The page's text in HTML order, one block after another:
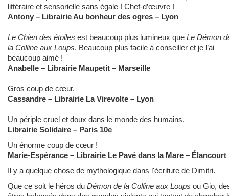
littéraire et sensorielle sans égale ! Chef-d’œuvre !
Antony – Librairie Au bonheur des ogres – Lyon
Le Chien des étoiles est beaucoup plus lumineux que Le Démon
la Colline aux Loups. Beaucoup plus facile à conseiller et je l’ai
beaucoup aimé !
Anabelle – Librairie Maupetit – Marseille
Gros coup de cœur.
Cassandre – Librairie La Virevolte – Lyon
Un périple cruel et doux dans le monde des humains.
Librairie Solidaire – Paris 10e
Un énorme coup de cœur !
Marie-Espérance – Librairie Le Pavé dans la Mare – Élancourt
Il y a quelque chose de mythologique dans l'écriture de Dimitri.
Que ce soit le héros du Démon de la Colline aux Loups ou Gio,